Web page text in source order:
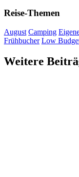
Reise-Themen
August Camping
Frühbucher Low
Weitere